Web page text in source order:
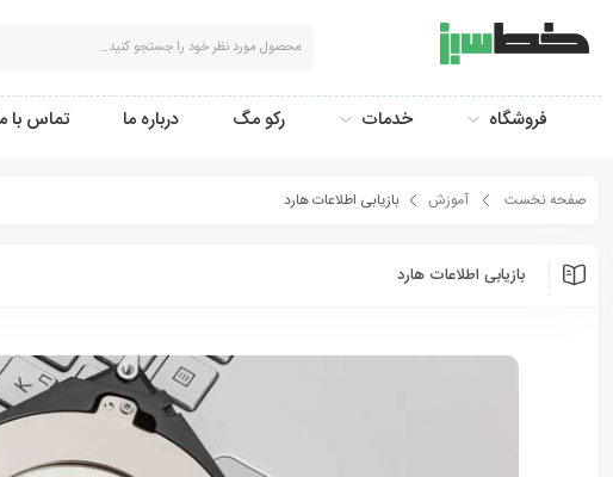
فروشگاه خدمات رکو مگ درباره ما تماس با
صفحه نخست آموزش بازیابی اطلاعات هارد
بازیابی اطلاعات هارد